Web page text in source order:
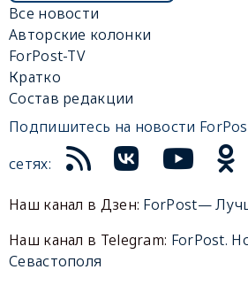
Все новости
Авторские колонки
ForPost-TV
Кратко
Состав редакции
Подпишитесь на новости
сетях:
Наш канал в Дзен: ForPost—
Наш канал в Telegram: ForPost.
Севастополя